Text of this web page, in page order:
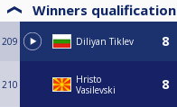
Winners qualification
209 Diliyan Tiklev
210
Hristo
Vasilevski